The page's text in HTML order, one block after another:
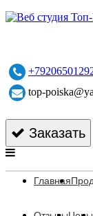
top-
Заказать
Главная